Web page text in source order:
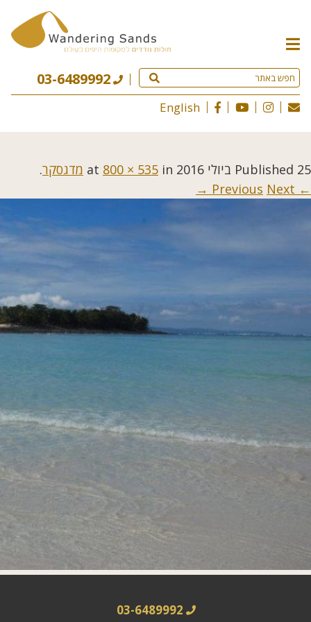
תפריט
האתר
03-6489992
English
Published 25 ביולי 2016 800 × 535 in מדגסקר.
← Previous
Next →
03-6489992